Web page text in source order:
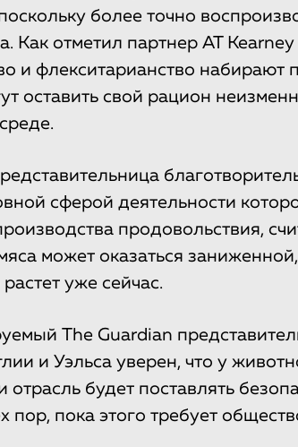
более точно
Как отметил партнер AT Kearney
и флекситарианство набирают
оставить свой рацион
сферой деятельности
продовольствия,
может оказаться
уже сейчас.
The Guardian
и Уэльса уверен, что у
отрасль будет поставлять
пор, пока этого требует